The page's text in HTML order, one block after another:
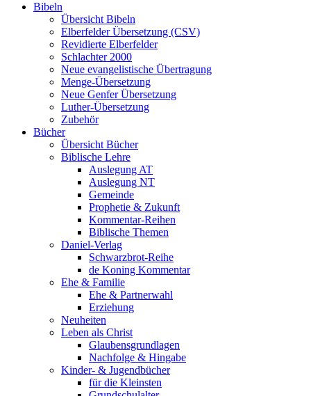
Bibeln
Übersicht Bibeln
Elberfelder Übersetzung (CSV)
Revidierte Elberfelder
Schlachter 2000
Neue evangelistische Übertragung
Menge-Übersetzung
Neue Genfer Übersetzung
Luther-Übersetzung
Zubehör
Bücher
Übersicht Bücher
Biblische Lehre
Auslegung AT
Auslegung NT
Gemeinde
Prophetie & Zukunft
Kommentar-Reihen
Biblische Themen
Daniel-Verlag
Schwarzbrot-Reihe
de Koning Kommentar
Ehe & Familie
Ehe & Partnerwahl
Erziehung
Neuheiten
Leben als Christ
Glaubensgrundlagen
Nachfolge & Hingabe
Kinder- & Jugendbücher
für die Kleinsten